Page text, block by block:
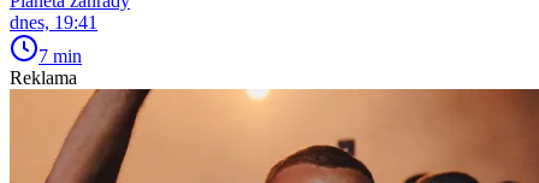
dnes, 19:41
7 min
Reklama